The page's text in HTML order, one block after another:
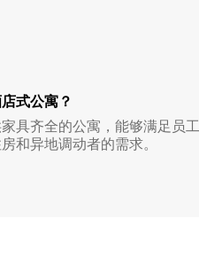
式公寓？
具齐全的公寓，能够满足员
和异地调动者的需求。